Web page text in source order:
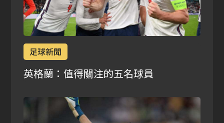
足球新聞
英格蘭：值得關注的五名球員